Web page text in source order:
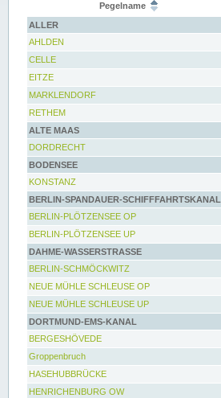
Pegelname
ALLER
AHLDEN
CELLE
EITZE
MARKLENDORF
RETHEM
ALTE MAAS
DORDRECHT
BODENSEE
KONSTANZ
BERLIN-SPANDAUER-SCHIFFFAHRTSKANAL
BERLIN-PLÖTZENSEE OP
BERLIN-PLÖTZENSEE UP
DAHME-WASSERSTRASSE
BERLIN-SCHMÖCKWITZ
NEUE MÜHLE SCHLEUSE OP
NEUE MÜHLE SCHLEUSE UP
DORTMUND-EMS-KANAL
BERGESHÖVEDE
Groppenbruch
HASEHUBBRÜCKE
HENRICHENBURG OW